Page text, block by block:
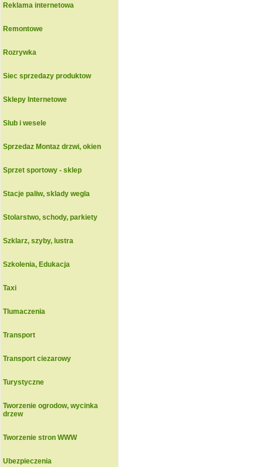
Reklama internetowa
Remontowe
Rozrywka
Siec sprzedazy produktow
Sklepy Internetowe
Slub i wesele
Sprzedaz Montaz drzwi, okien
Sprzet sportowy - sklep
Stacje paliw, sklady wegla
Stolarstwo, schody, parkiety
Szklarz, szyby, lustra
Szkolenia, Edukacja
Taxi
Tlumaczenia
Transport
Transport ciezarowy
Turystyczne
Tworzenie ogrodow, wycinka
drzew
Tworzenie stron WWW
Ubezpieczenia